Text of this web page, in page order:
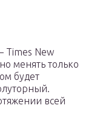
Times New
менять только
будет
всей